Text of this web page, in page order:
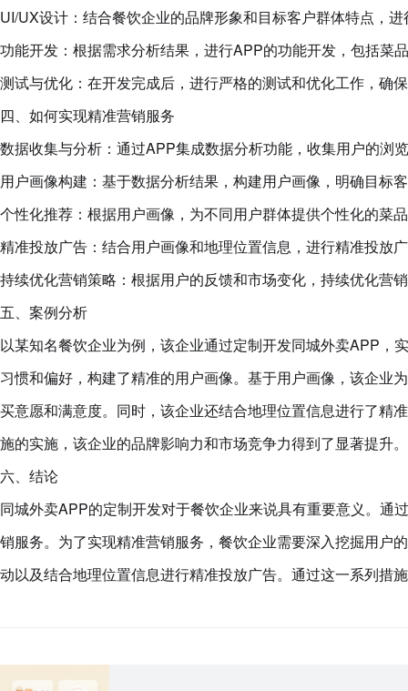
UI/UX设计：结合餐饮企业的品牌形象和目标客户群体特点，
功能开发：根据需求分析结果，进行APP的功能开发，包括菜
测试与优化：在开发完成后，进行严格的测试和优化工作，确
四、如何实现精准营销服务
数据收集与分析：通过APP集成数据分析功能，收集用户的浏
用户画像构建：基于数据分析结果，构建用户画像，明确目标
个性化推荐：根据用户画像，为不同用户群体提供个性化的菜
精准投放广告：结合用户画像和地理位置信息，进行精准投放
持续优化营销策略：根据用户的反馈和市场变化，持续优化营
五、案例分析
以某知名餐饮企业为例，该企业通过定制开发同城外卖APP，
习惯和偏好，构建了精准的用户画像。基于用户画像，该企业
买意愿和满意度。同时，该企业还结合地理位置信息进行了精
施的实施，该企业的品牌影响力和市场竞争力得到了显著提升。
六、结论
同城外卖APP的定制开发对于餐饮企业来说具有重要意义。通
销服务。为了实现精准营销服务，餐饮企业需要深入挖掘用户
动以及结合地理位置信息进行精准投放广告。通过这一系列措